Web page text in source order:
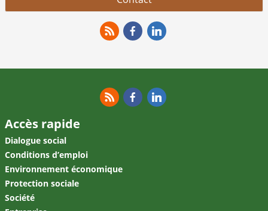
Accès rapide
Dialogue social
Conditions d’emploi
Environnement économique
Protection sociale
Société